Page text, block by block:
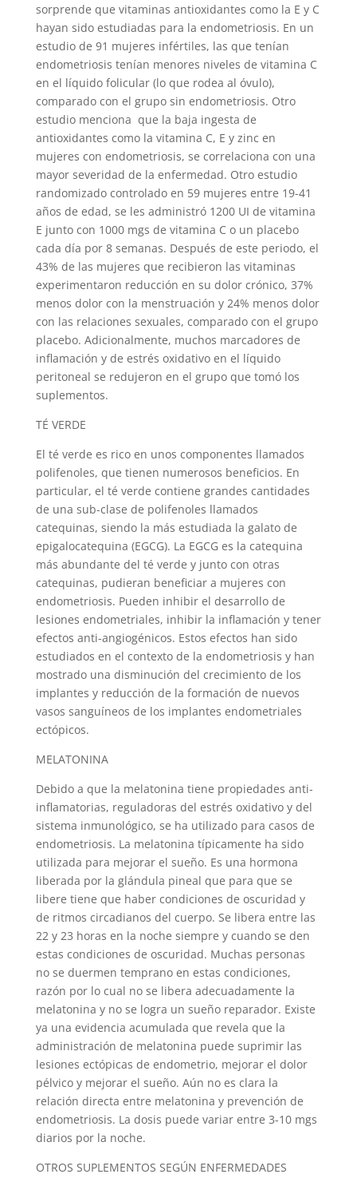
sorprende que vitaminas antioxidantes como la E y C
hayan sido estudiadas para la endometriosis. En un
estudio de 91 mujeres infértiles, las que tenían
endometriosis tenían menores niveles de vitamina C
en el líquido folicular (lo que rodea al óvulo),
comparado con el grupo sin endometriosis. Otro
estudio menciona que la baja ingesta de
antioxidantes como la vitamina C, E y zinc en
mujeres con endometriosis, se correlaciona con una
mayor severidad de la enfermedad. Otro estudio
randomizado controlado en 59 mujeres entre 19-41
años de edad, se les administró 1200 UI de vitamina
E junto con 1000 mgs de vitamina C o un placebo
cada día por 8 semanas. Después de este periodo, el
43% de las mujeres que recibieron las vitaminas
experimentaron reducción en su dolor crónico, 37%
menos dolor con la menstruación y 24% menos dolor
con las relaciones sexuales, comparado con el grupo
placebo. Adicionalmente, muchos marcadores de
inflamación y de estrés oxidativo en el líquido
peritoneal se redujeron en el grupo que tomó los
suplementos.
TÉ VERDE
El té verde es rico en unos componentes llamados
polifenoles, que tienen numerosos beneficios. En
particular, el té verde contiene grandes cantidades
de una sub-clase de polifenoles llamados
catequinas, siendo la más estudiada la galato de
epigalocatequina (EGCG). La EGCG es la catequina
más abundante del té verde y junto con otras
catequinas, pudieran beneficiar a mujeres con
endometriosis. Pueden inhibir el desarrollo de
lesiones endometriales, inhibir la inflamación y tener
efectos anti-angiogénicos. Estos efectos han sido
estudiados en el contexto de la endometriosis y han
mostrado una disminución del crecimiento de los
implantes y reducción de la formación de nuevos
vasos sanguíneos de los implantes endometriales
ectópicos.
MELATONINA
Debido a que la melatonina tiene propiedades anti-
inflamatorias, reguladoras del estrés oxidativo y del
sistema inmunológico, se ha utilizado para casos de
endometriosis. La melatonina típicamente ha sido
utilizada para mejorar el sueño. Es una hormona
liberada por la glándula pineal que para que se
libere tiene que haber condiciones de oscuridad y
de ritmos circadianos del cuerpo. Se libera entre las
22 y 23 horas en la noche siempre y cuando se den
estas condiciones de oscuridad. Muchas personas
no se duermen temprano en estas condiciones,
razón por lo cual no se libera adecuadamente la
melatonina y no se logra un sueño reparador. Existe
ya una evidencia acumulada que revela que la
administración de melatonina puede suprimir las
lesiones ectópicas de endometrio, mejorar el dolor
pélvico y mejorar el sueño. Aún no es clara la
relación directa entre melatonina y prevención de
endometriosis. La dosis puede variar entre 3-10 mgs
diarios por la noche.
OTROS SUPLEMENTOS SEGÚN ENFERMEDADES